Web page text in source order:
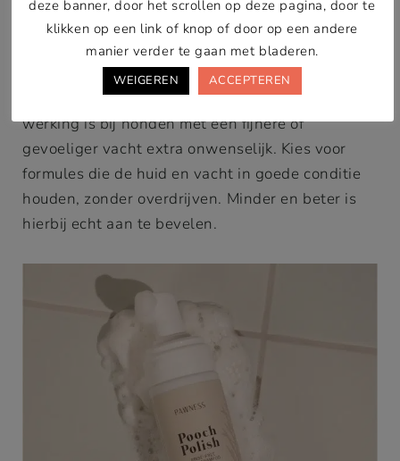
Vermijd parabenen, sulfaten en kunstmatige
toevoegingen. Krijgt de vacht na gebruik een
terugvettende werking? Dan sluit het product
niet goed aan bij je hond. Zo’n terugvettende
werking is bij honden met een fijnere of
gevoeliger vacht extra onwenselijk. Kies voor
formules die de huid en vacht in goede conditie
houden, zonder overdrijven. Minder en beter is
hierbij echt aan te bevelen.
deze banner, door het scrollen op deze pagina, door te
klikken op een link of knop of door op een andere
manier verder te gaan met bladeren.
WEIGEREN ACCEPTEREN